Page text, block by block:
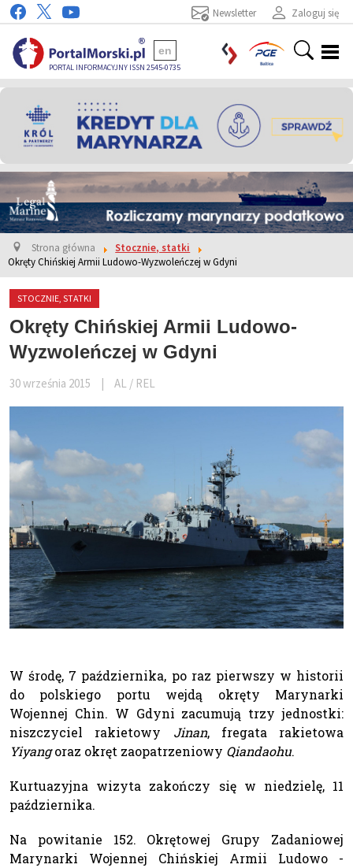
Zaloguj się
Newsletter
PORTAL INFORMACYJNY ISSN 2545-0735
en
Strona główna
Stocznie, statki
Okręty Chińskiej Armii Ludowo-Wyzwoleńczej w Gdyni
STOCZNIE, STATKI
Okręty Chińskiej Armii Ludowo-
Wyzwoleńczej w Gdyni
30 września 2015 AL / REL
W środę, 7 października, po raz pierwszy w historii
do polskiego portu wejdą okręty Marynarki
Wojennej Chin. W Gdyni zacumują trzy jednostki:
niszczyciel rakietowy  Jinan, fregata rakietowa
Yiyangoraz okręt zaopatrzeniowy Qiandaohu.
Kurtuazyjna wizyta zakończy się w niedzielę, 11
października.
Na powitanie 152. Okrętowej Grupy Zadaniowej
Marynarki Wojennej Chińskiej Armii Ludowo -